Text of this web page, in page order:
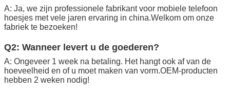
A: Ja, we zijn professionele fabrikant voor mobiele telefoon
hoesjes met vele jaren ervaring in china.Welkom om onze
fabriek te bezoeken!
Q2: Wanneer levert u de goederen?
A: Ongeveer 1 week na betaling. Het hangt ook af van de
hoeveelheid en of u moet maken van vorm.OEM-producten
hebben 2 weken nodig!